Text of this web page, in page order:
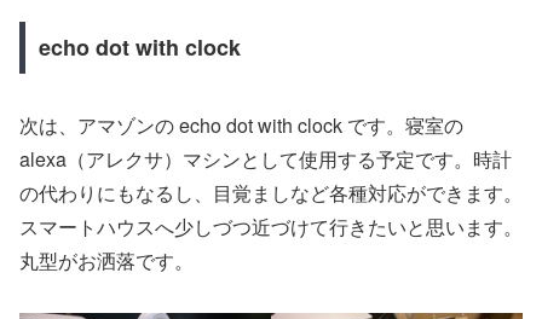
echo dot with clock
次は、アマゾンの echo dot with clock です。寝室の
alexa（アレクサ）マシンとして使用する予定です。時計
の代わりにもなるし、目覚ましなど各種対応ができます。
スマートハウスへ少しづつ近づけて行きたいと思います。
丸型がお洒落です。